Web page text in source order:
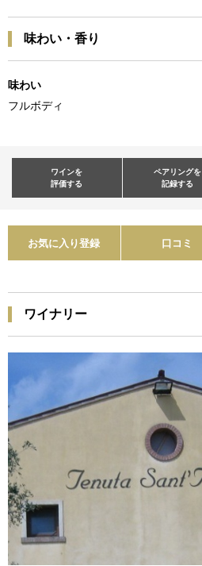
味わい・香り
味わい
フルボディ
ワインを
評価する
ペアリングを
記録する
お気に入り登録 口コミ
ワイナリー